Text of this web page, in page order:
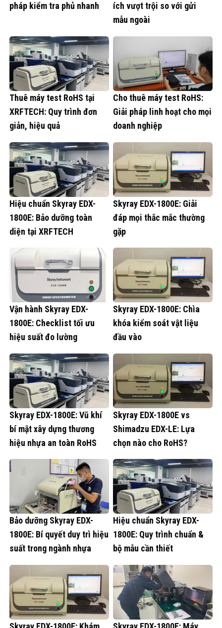
pháp kiểm tra phủ nhanh
ích vượt trội so với gửi
mẫu ngoài
Thuê máy test RoHS tại
XRFTECH: Quy trình đơn
giản, hiệu quả
Cho thuê máy test RoHS:
Giải pháp linh hoạt cho mọi
doanh nghiệp
Hiệu chuẩn Skyray EDX-
1800E: Bảo dưỡng toàn
diện tại XRFTECH
Skyray EDX-1800E: Giải
đáp mọi thắc mắc thường
gặp
Vận hành Skyray EDX-
1800E: Checklist tối ưu
hiệu suất đo lường
Skyray EDX-1800E: Chìa
khóa kiểm soát vật liệu
đầu vào
Skyray EDX-1800E: Vũ khí
bí mật xây dựng thương
hiệu nhựa an toàn RoHS
Skyray EDX-1800E vs
Shimadzu EDX-LE: Lựa
chọn nào cho RoHS?
Bảo dưỡng Skyray EDX-
1800E: Bí quyết duy trì hiệu
suất trong ngành nhựa
Hiệu chuẩn Skyray EDX-
1800E: Quy trình chuẩn &
bộ mẫu cần thiết